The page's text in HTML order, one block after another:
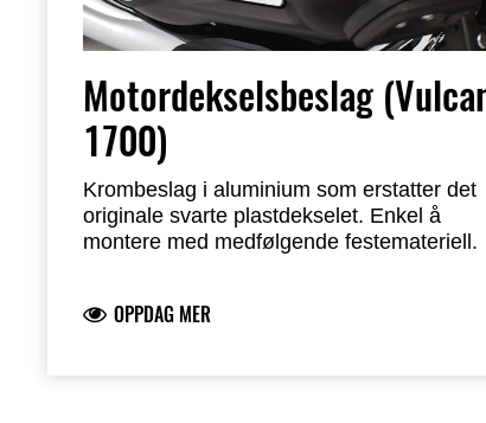
Motordekselsbeslag
1700)
Krombeslag i aluminium som erstatter det
originale svarte plastdekselet. Enkel å
montere med medfølgende festemateriell.
OPPDAG MER